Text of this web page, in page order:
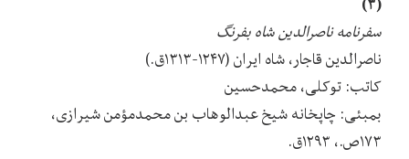
سفرنامه ناصرالدین شاه بفرنگ
ناصرالدین قاجار، شاه ایران (۱۲۴۷-۱۳۱۳ق.)
کاتب: توکلی، محمدحسین
بمبئی: چاپخانه شیخ عبدالوهاب بن محمدمؤمن شیرازی،
۱۷۳ص.، ۱۲۹۳ق.